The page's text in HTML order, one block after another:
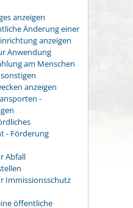
anzeigen
Änderung einer
anzeigen
Anwendung
am Menschen
anzeigen
-
- Förderung
Abfall
Immissionsschutz
öffentliche